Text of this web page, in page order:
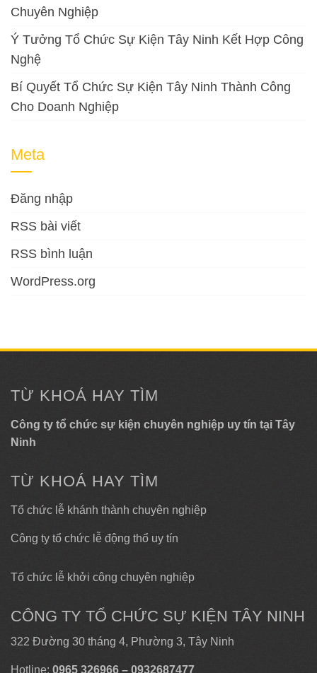
Chuyên Nghiệp
Ý Tưởng Tổ Chức Sự Kiện Tây Ninh Kết Hợp Công
Nghệ
Bí Quyết Tổ Chức Sự Kiện Tây Ninh Thành Công
Cho Doanh Nghiệp
Meta
Đăng nhập
RSS bài viết
RSS bình luận
WordPress.org
TỪ KHOÁ HAY TÌM
Công ty tổ chức sự kiện chuyên nghiệp uy tín tại Tây
Ninh
TỪ KHOÁ HAY TÌM
Tổ chức lễ khánh thành chuyên nghiệp
Công ty tổ chức lễ động thổ uy tín
Tổ chức lễ khởi công chuyên nghiệp
CÔNG TY TỔ CHỨC SỰ KIỆN TÂY NINH
322 Đường 30 tháng 4, Phường 3, Tây Ninh
Hotline: 0965 326966 – 0932687477